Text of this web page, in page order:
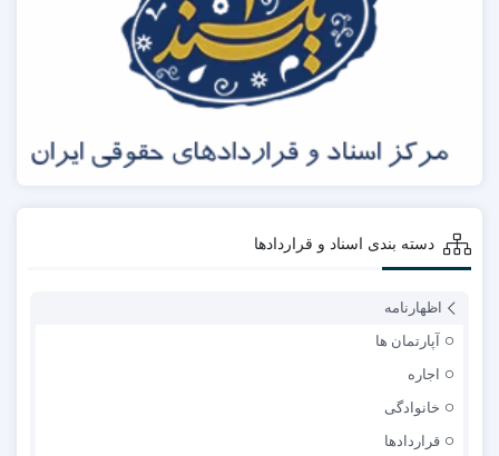
دسته بندی اسناد و قراردادها
اظهارنامه
آپارتمان ها
اجاره
خانوادگی
قراردادها